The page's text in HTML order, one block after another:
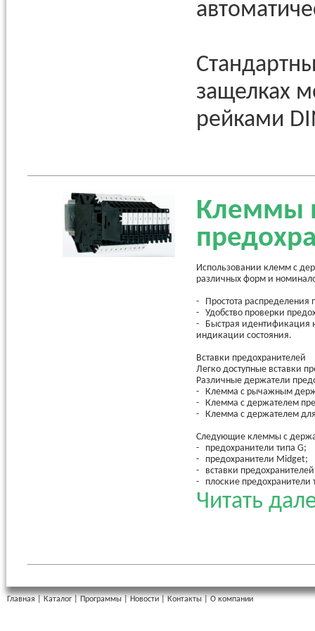
защелках
рейками
Клеммы
Использовании клемм с
различных форм и
- Простота распределения
- Удобство проверки
- Быстрая идентификация
индикации состояния.
Вставки предохранителей
Легко доступные вставки
Различные держатели
- Клемма с рычажным
- Клемма с держателем
- Клемма с держателем
Следующие клеммы с
- предохранители типа G;
- предохранители Midget;
- вставки предохранителей
- плоские предохранители
Специально для
Читать
Главная | Каталог | Программы | Новости | Контакты | О компании